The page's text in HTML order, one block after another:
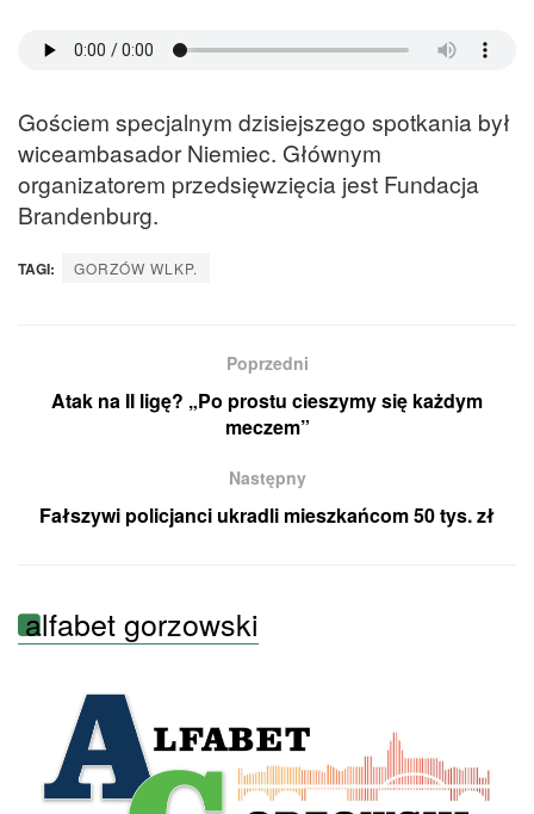
Gościem specjalnym dzisiejszego spotkania był
wiceambasador Niemiec. Głównym
organizatorem przedsięwzięcia jest Fundacja
Brandenburg.
TAGI: GORZÓW WLKP.
Poprzedni
Atak na II ligę? „Po prostu cieszymy się każdym
meczem”
Następny
Fałszywi policjanci ukradli mieszkańcom 50 tys. zł
alfabet gorzowski